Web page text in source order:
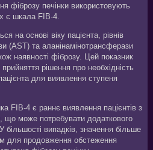
фіброзу печінки використовують
є шкала FIB-4.
на основі віку пацієнта, рівнів
(AST) та аланінамінотрансферази
наявності фіброзу. Цей показник
рішення про необхідність
для виявлення ступеня
FIB-4 є раннє виявлення пацієнтів з
що може потребувати додаткового
більшості випадків, значення більше
для продовження обстеження